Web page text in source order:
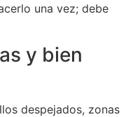
una vez; debe
y bien
despejados, zonas